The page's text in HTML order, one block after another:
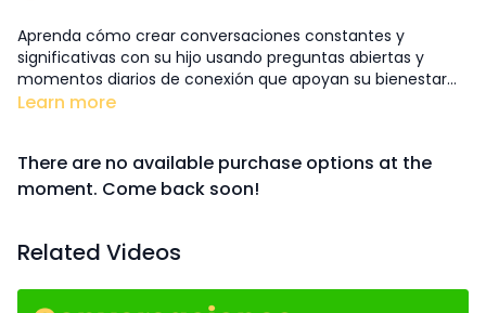
Aprenda cómo crear conversaciones constantes y
significativas con su hijo usando preguntas abiertas y
momentos diarios de conexión que apoyan su bienestar
emocional y social.
Learn more
There are no available purchase options at the
moment. Come back soon!
Related Videos